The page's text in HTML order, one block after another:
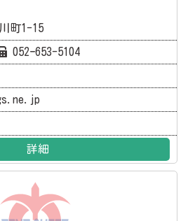
町1-15
052ｰ653-5104
詳細